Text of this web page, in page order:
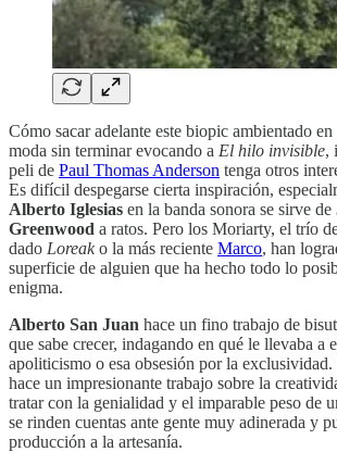
Cómo sacar adelante este biopic ambientado
moda sin terminar evocando a El hilo invisible,
peli de Paul Thomas Anderson tenga otros
Es difícil despegarse cierta inspiración,
Alberto Iglesias en la banda sonora se sirve de
Greenwood a ratos. Pero los Moriarty, el trío
dado Loreako la más reciente Marco, han
superficie de alguien que ha hecho todo lo
enigma.
Alberto San Juan hace un fino trabajo de
que sabe crecer, indagando en qué le llevaba a
apoliticismo o esa obsesión por la
hace un impresionante trabajo sobre la
tratar con la genialidad y el imparable peso de
se rinden cuentas ante gente muy adinerada y
producción a la artesanía.